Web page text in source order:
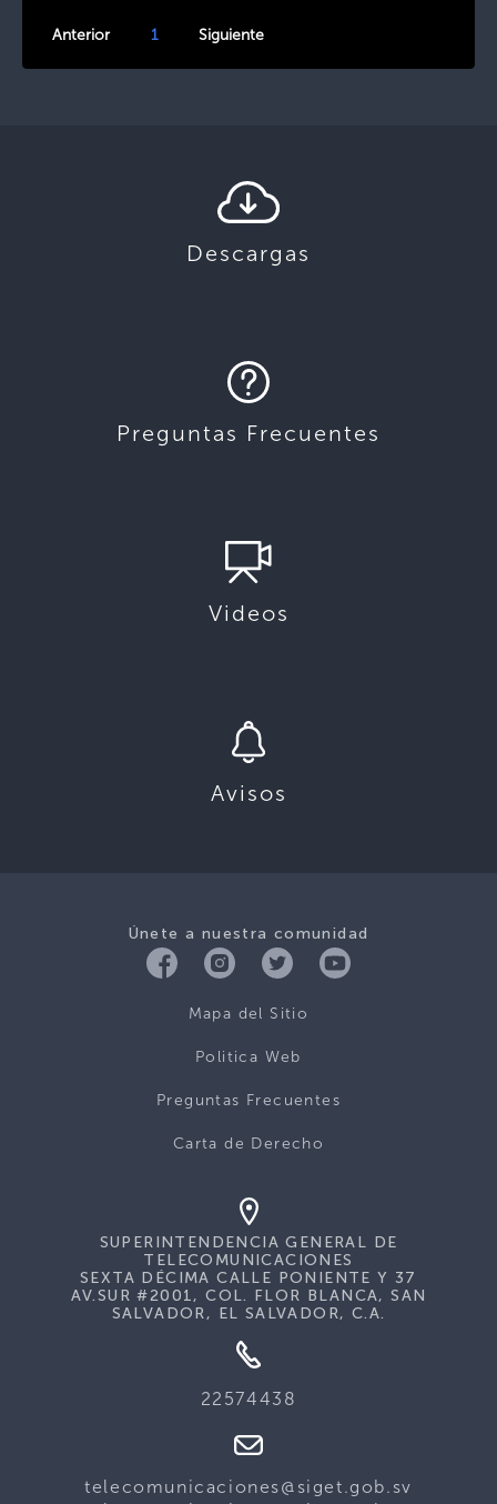
Anterior 1 Siguiente
Descargas
Preguntas Frecuentes
Videos
Avisos
Únete a nuestra comunidad
Mapa del Sitio
Politica Web
Preguntas Frecuentes
Carta de Derecho
SUPERINTENDENCIA GENERAL DE
TELECOMUNICACIONES
SEXTA DÉCIMA CALLE PONIENTE Y 37
AV.SUR #2001, COL. FLOR BLANCA, SAN
SALVADOR, EL SALVADOR, C.A.
22574438
telecomunicaciones@siget.gob.sv